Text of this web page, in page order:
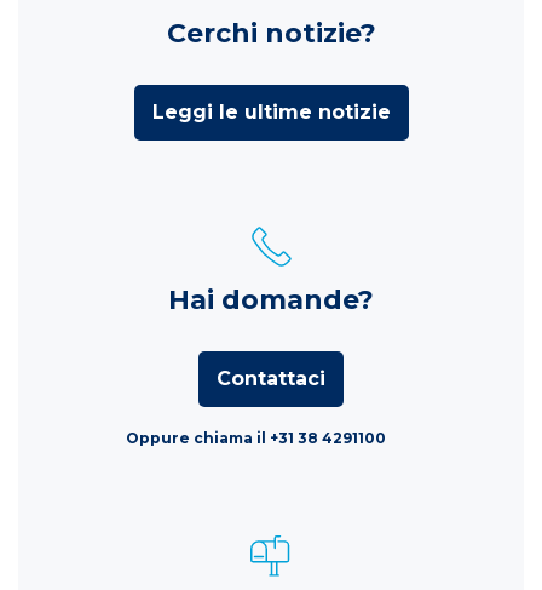
Cerchi notizie?
Leggi le ultime notizie
Hai domande?
Contattaci
Oppure chiama il +31 38 4291100